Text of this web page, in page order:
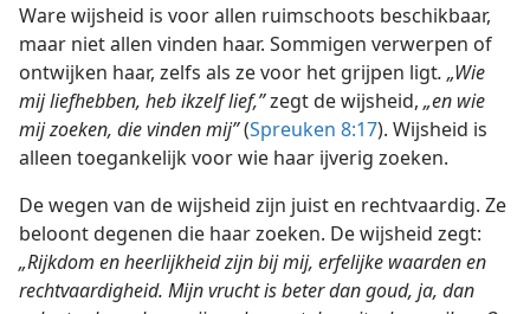
Ware wijsheid is voor allen ruimschoots beschikbaar,
maar niet allen vinden haar. Sommigen verwerpen of
ontwijken haar, zelfs als ze voor het grijpen ligt. „Wie
mij liefhebben, heb ikzelf lief,”zegt de wijsheid, „en wie
mij zoeken, die vinden mij”(Spreuken 8:17). Wijsheid is
alleen toegankelijk voor wie haar ijverig zoeken.
De wegen van de wijsheid zijn juist en rechtvaardig. Ze
beloont degenen die haar zoeken. De wijsheid zegt:
„Rijkdom en heerlijkheid zijn bij mij, erfelijke waarden en
rechtvaardigheid. Mijn vrucht is beter dan goud, ja, dan